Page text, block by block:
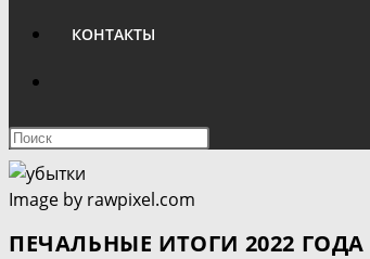
КОНТАКТЫ
ПОИСК
ПО
Нажмите
закрыть
Image by rawpixel.com
ПЕЧАЛЬНЫЕ ИТОГИ 2022